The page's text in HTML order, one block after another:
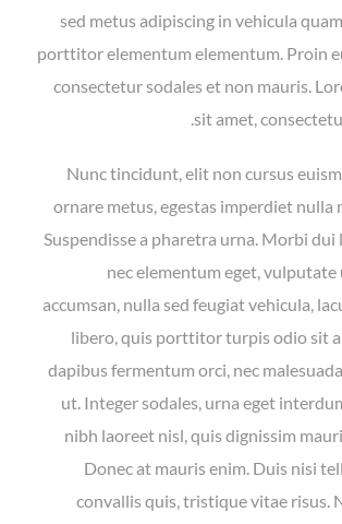
sed metus adipiscing in vehicula
porttitor elementum elementum. Proin
consectetur sodales et non mauris.
sit amet,
Nunc tincidunt, elit non cursus
ornare metus, egestas imperdiet nulla
Suspendisse a pharetra urna. Morbi dui
nec elementum eget,
accumsan, nulla sed feugiat vehicula,
libero, quis porttitor turpis odio sit
dapibus fermentum orci, nec
ut. Integer sodales, urna eget
nibh laoreet nisl, quis dignissim
Donec at mauris enim. Duis nisi
convallis quis, tristique vitae risus.